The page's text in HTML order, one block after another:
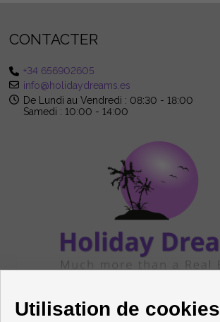
CONTACTER
+34 656902605
info@holidaydreams.es
De Lundi au Vendredi : 08:30 - 18:00
Samedi : 10:00 - 14:00
Utilisation de cookies